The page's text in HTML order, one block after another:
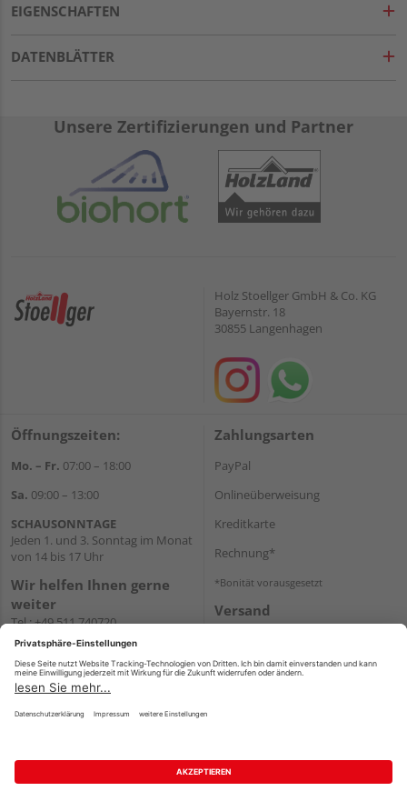
EIGENSCHAFTEN
DATENBLÄTTER
Unsere Zertifizierungen und Partner
Holz Stoellger GmbH & Co. KG
Bayernstr. 18
30855 Langenhagen
Öffnungszeiten:
Mo. – Fr. 07:00 – 18:00
Sa. 09:00 – 13:00
SCHAUSONNTAGE
Jeden 1. und 3. Sonntag im Monat
von 14 bis 17 Uhr
Wir helfen Ihnen gerne
weiter
Tel.:+49 511 740720
E-Mail:shop@holzland-
WhatsApp
Zahlungsarten
PayPal
Onlineüberweisung
Kreditkarte
Rechnung*
*Bonität vorausgesetzt
Versand
Versandkosten
Impressum AGB Widerruf
Datenschutz